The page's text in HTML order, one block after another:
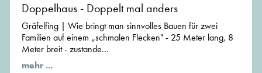
Doppelhaus - Doppelt mal anders
Gräfelfing | Wie bringt man sinnvolles Bauen für zwei
Familien auf einem „schmalen Flecken" - 25 Meter lang, 8
Meter breit - zustande...
mehr ...